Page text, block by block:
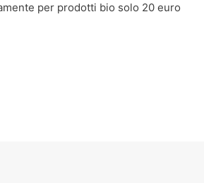
per prodotti bio solo 20 euro